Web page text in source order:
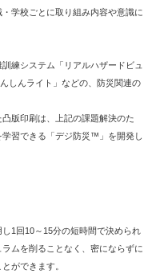
学校ごとに取り組み内容や意識に
練システム「リアルハザードビュ
しんライト」などの、防災関連の
版印刷は、上記の課題解決のた
習できる「デジ防災™」を開発し
1回10～15分の短時間で決められ
ムを削ることなく、密にならずに
ができます。